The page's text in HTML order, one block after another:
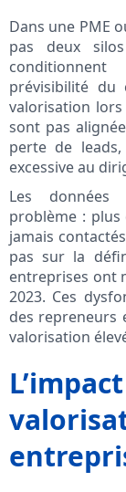
Dans une PME
pas deux
prévisibilité du
valorisation lors
sont pas
perte de
excessive au
Les données
problème : plus
jamais
pas sur la
entreprises ont
2023. Ces
des repreneurs
valorisation